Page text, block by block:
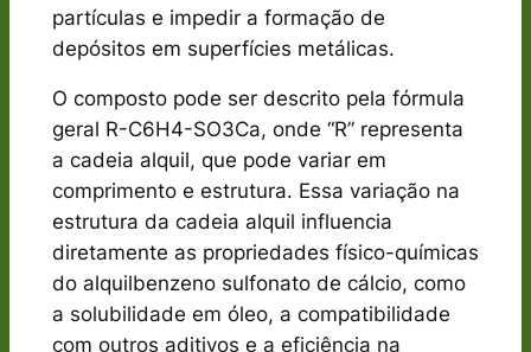
partículas e impedir a formação de
depósitos em superfícies metálicas.
O composto pode ser descrito pela fórmula
geral R-C6H4-SO3Ca, onde “R” representa
a cadeia alquil, que pode variar em
comprimento e estrutura. Essa variação na
estrutura da cadeia alquil influencia
diretamente as propriedades físico-químicas
do alquilbenzeno sulfonato de cálcio, como
a solubilidade em óleo, a compatibilidade
com outros aditivos e a eficiência na